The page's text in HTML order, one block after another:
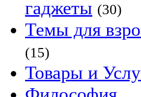
гаджеты (30)
Темы для
(15)
Товары и